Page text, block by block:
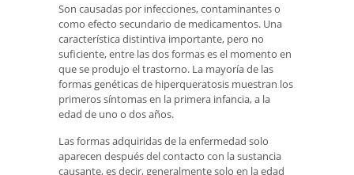
Son causadas por infecciones, contaminantes o
como efecto secundario de medicamentos. Una
característica distintiva importante, pero no
suficiente, entre las dos formas es el momento en
que se produjo el trastorno. La mayoría de las
formas genéticas de hiperqueratosis muestran los
primeros síntomas en la primera infancia, a la
edad de uno o dos años.
Las formas adquiridas de la enfermedad solo
aparecen después del contacto con la sustancia
causante, es decir, generalmente solo en la edad